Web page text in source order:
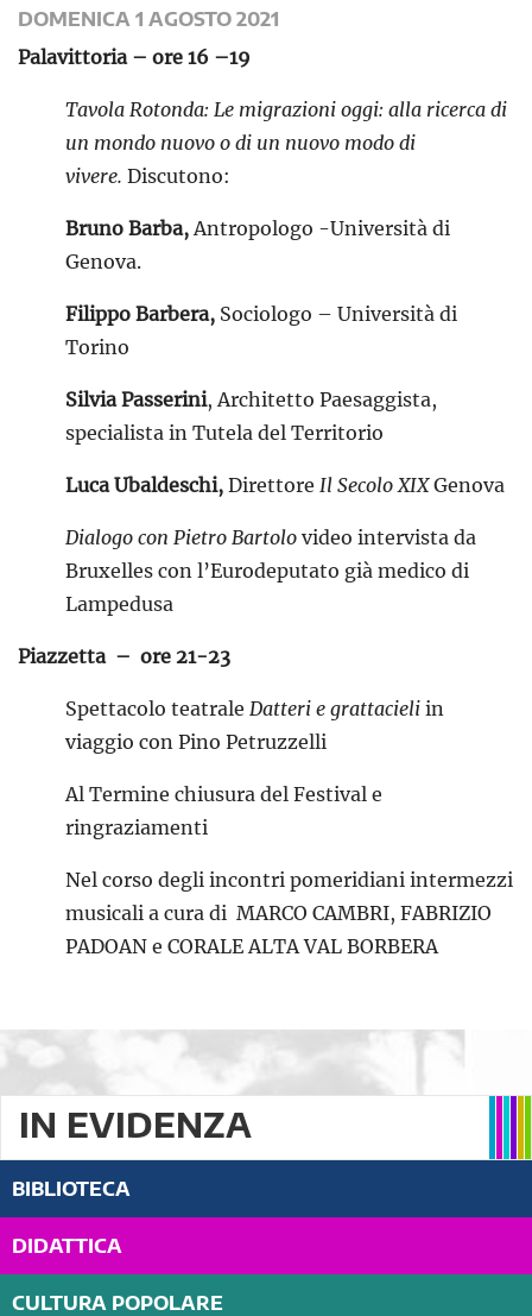
DOMENICA 1 AGOSTO 2021
Palavittoria – ore 16 –19
Tavola Rotonda: Le migrazioni oggi: alla ricerca di
un mondo nuovo o di un nuovo modo di
vivere. Discutono:
Bruno Barba,Antropologo -Università di
Genova.
Filippo Barbera, Sociologo – Università di
Torino
Silvia Passerini, Architetto Paesaggista,
specialista in Tutela del Territorio
Luca Ubaldeschi, Direttore Il Secolo XIXGenova
Dialogo con Pietro Bartolo video intervista da
Bruxelles con l’Eurodeputato già medico di
Lampedusa
Piazzetta – ore 21-23
Spettacolo teatrale Datteri e grattacieli in
viaggio con Pino Petruzzelli
Al Termine chiusura del Festival e
ringraziamenti
Nel corso degli incontri pomeridiani intermezzi
musicali a cura di MARCO CAMBRI, FABRIZIO
PADOAN e CORALE ALTA VAL BORBERA
IN EVIDENZA
BIBLIOTECA
DIDATTICA
CULTURA POPOLARE